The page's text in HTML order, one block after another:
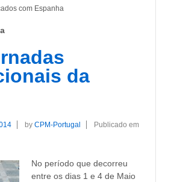
com Espanha
da
by CPM-Portugal
Publicado em
No período que decorreu
entre os dias 1 e 4 de Maio